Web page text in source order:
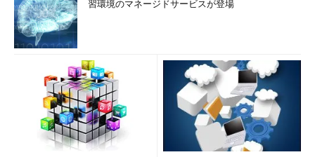
習環境のマネージドサービスが登場